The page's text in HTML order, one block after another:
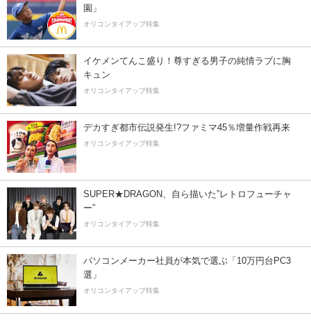
園」
オリコンタイアップ特集
イケメンてんこ盛り！尊すぎる男子の純情ラブに胸
キュン
オリコンタイアップ特集
デカすぎ都市伝説発生!?ファミマ45％増量作戦再来
オリコンタイアップ特集
SUPER★DRAGON、自ら描いた”レトロフューチャ
ー”
オリコンタイアップ特集
パソコンメーカー社員が本気で選ぶ「10万円台PC3
選」
オリコンタイアップ特集